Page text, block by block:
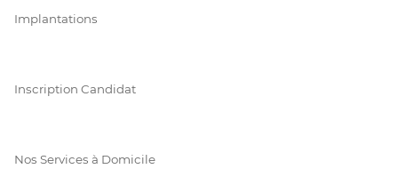
Implantations
Inscription Candidat
Nos Services à Domicile